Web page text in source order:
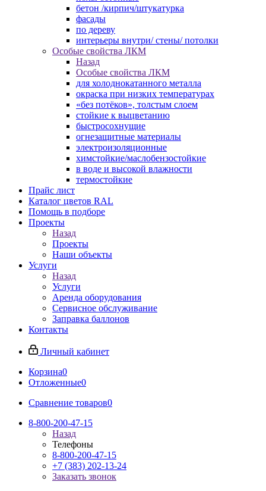
бетон /кирпич/штукатурка
фасады
по дереву
интерьеры внутри/ стены/ потолки
Особые свойства ЛКМ
Назад
Особые свойства ЛКМ
для холоднокатанного металла
окраска при низких температурах
«без потёков», толстым слоем
стойкие к выцветанию
быстросохнущие
огнезащитные материалы
электроизоляционные
химстойкие/маслобензостойкие
в воде и высокой влажности
термостойкие
Прайс лист
Каталог цветов RAL
Помощь в подборе
Проекты
Назад
Проекты
Наши объекты
Услуги
Назад
Услуги
Аренда оборудования
Сервисное обслуживание
Заправка баллонов
Контакты
Личный кабинет
Корзина0
Отложенные0
Сравнение товаров0
8-800-200-47-15
Назад
Телефоны
8-800-200-47-15
+7 (383) 202-13-24
Заказать звонок